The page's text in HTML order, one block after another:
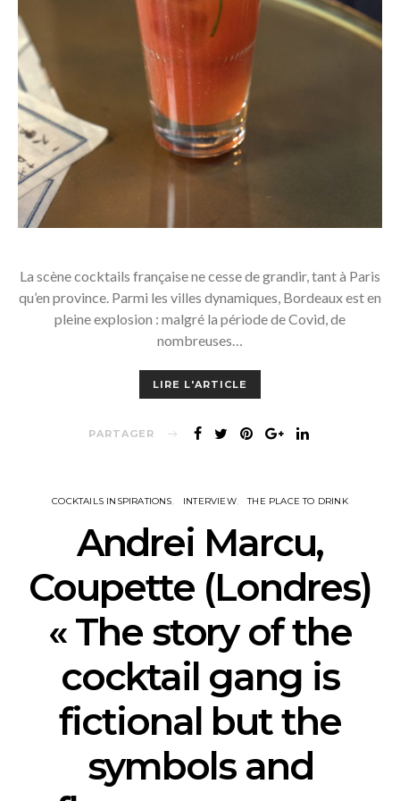
La scène cocktails française ne cesse de grandir, tant à Paris
qu’en province. Parmi les villes dynamiques, Bordeaux est en
pleine explosion : malgré la période de Covid, de
nombreuses…
LIRE L'ARTICLE
PARTAGER
COCKTAILS INSPIRATIONS INTERVIEW THE PLACE TO DRINK
Andrei Marcu,
Coupette (Londres)
« The story of the
cocktail gang is
fictional but the
symbols and